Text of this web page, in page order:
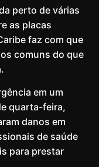
perto de várias
as placas
faz com que
comuns do que
em um
quarta-feira,
danos em
de saúde
para prestar